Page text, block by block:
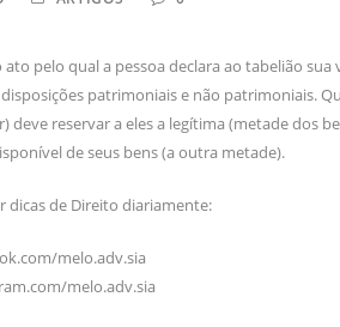
pelo qual a pessoa declara ao tabelião
patrimoniais e não patrimoniais.
deve reservar a eles a legítima (metade dos
de seus bens (a outra metade).
dicas de Direito diariamente:
melo.adv.sia
melo.adv.sia